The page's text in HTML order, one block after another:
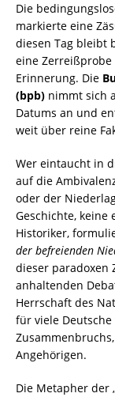
Die
markierte eine
diesen Tag bleibt
eine
Erinnerung. Die
(bpb) nimmt sich
Datums an und
weit über reine
Wer eintaucht in
auf die
oder der
Geschichte, keine
Historiker,
der befreienden
dieser paradoxen
anhaltenden
Herrschaft des
für viele Deutsche
Angehörigen.
Die Metapher der